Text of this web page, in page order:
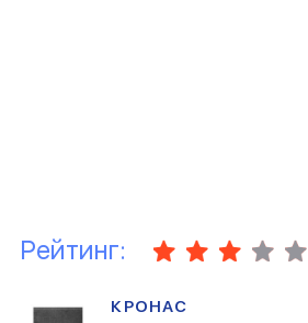
Рейтинг:
КРОНАС